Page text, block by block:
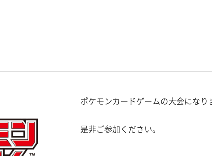
ポケモンカードゲームの大会になり
是非ご参加ください。